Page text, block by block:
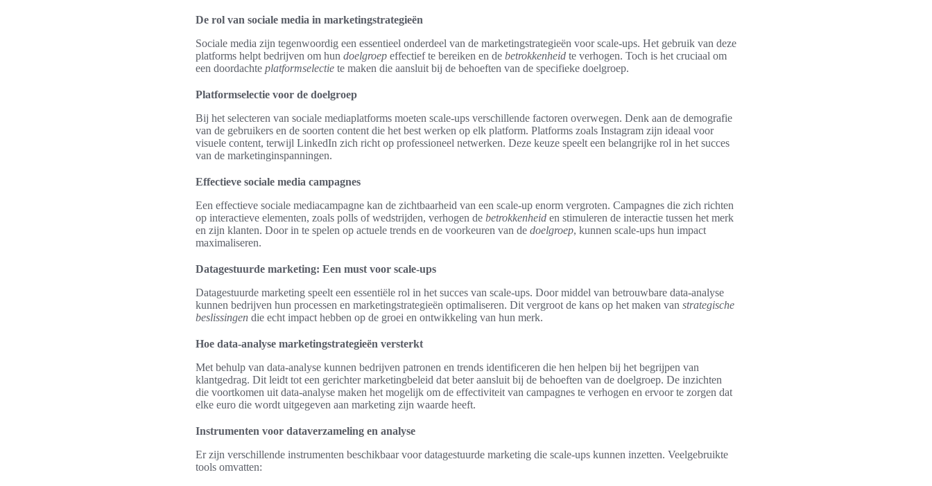
De rol van sociale media in marketingstrategieën
Sociale media zijn tegenwoordig een essentieel onderdeel van de marketingstrategieën voor scale-ups. Het gebruik van deze
platforms helpt bedrijven om hun doelgroep effectief te bereiken en de betrokkenheid te verhogen. Toch is het cruciaal om
een doordachte platformselectie te maken die aansluit bij de behoeften van de specifieke doelgroep.
Platformselectie voor de doelgroep
Bij het selecteren van sociale mediaplatforms moeten scale-ups verschillende factoren overwegen. Denk aan de demografie
van de gebruikers en de soorten content die het best werken op elk platform. Platforms zoals Instagram zijn ideaal voor
visuele content, terwijl LinkedIn zich richt op professioneel netwerken. Deze keuze speelt een belangrijke rol in het succes
van de marketinginspanningen.
Effectieve sociale media campagnes
Een effectieve sociale mediacampagne kan de zichtbaarheid van een scale-up enorm vergroten. Campagnes die zich richten
op interactieve elementen, zoals polls of wedstrijden, verhogen de betrokkenheid en stimuleren de interactie tussen het merk
en zijn klanten. Door in te spelen op actuele trends en de voorkeuren van de doelgroep, kunnen scale-ups hun impact
maximaliseren.
Datagestuurde marketing: Een must voor scale-ups
Datagestuurde marketing speelt een essentiële rol in het succes van scale-ups. Door middel van betrouwbare data-analyse
kunnen bedrijven hun processen en marketingstrategieën optimaliseren. Dit vergroot de kans op het maken van strategische
beslissingen die echt impact hebben op de groei en ontwikkeling van hun merk.
Hoe data-analyse marketingstrategieën versterkt
Met behulp van data-analyse kunnen bedrijven patronen en trends identificeren die hen helpen bij het begrijpen van
klantgedrag. Dit leidt tot een gerichter marketingbeleid dat beter aansluit bij de behoeften van de doelgroep. De inzichten
die voortkomen uit data-analyse maken het mogelijk om de effectiviteit van campagnes te verhogen en ervoor te zorgen dat
elke euro die wordt uitgegeven aan marketing zijn waarde heeft.
Instrumenten voor dataverzameling en analyse
Er zijn verschillende instrumenten beschikbaar voor datagestuurde marketing die scale-ups kunnen inzetten. Veelgebruikte
tools omvatten: